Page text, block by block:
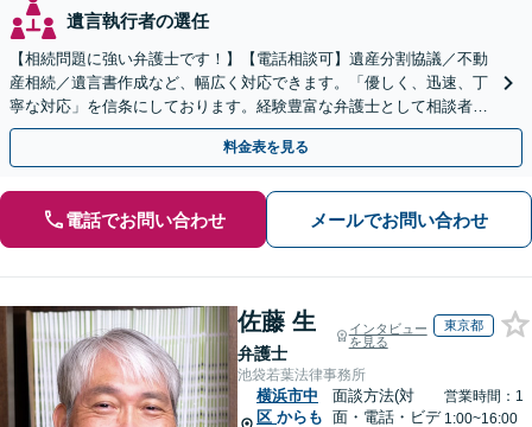
遺言執行者の選任
【相続問題に強い弁護士です！】【電話相談可】遺産分割協議／不動
産相続／遺言書作成など、幅広く対応できます。「優しく、迅速、丁
寧な対応」を信条にしております。経験豊富な弁護士として相談者様
のため全力を尽くします。お気軽にご相談ください。
料金表を見る
電話でお問い合わせ メールでお問い合わせ
佐藤 生
弁護士
インタビュー
を見る
東京都
池袋若葉法律事務所
横浜市中
区 からも
面談方法(対
面・電話・ビデ
営業時間：1
1:00~16:00